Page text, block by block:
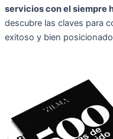
servicios con el siempre
descubre las claves para
exitoso y bien